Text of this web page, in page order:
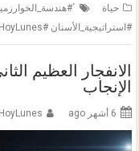
حياة
#استراتيجية_الأسنان #HoyLunes #إيهاب_سلطان`
الانفجار العظيم
الإنجاب
6 أشهر ago